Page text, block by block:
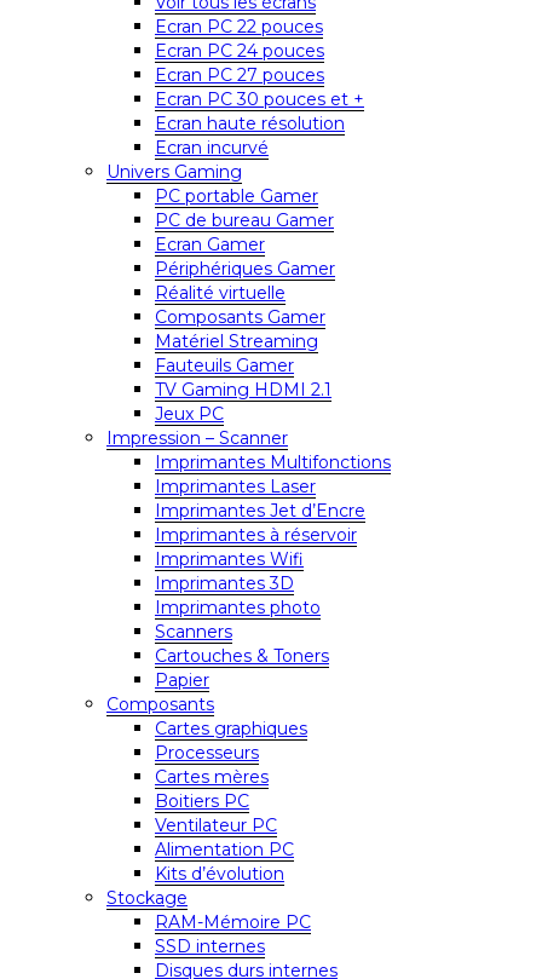
Ecran PC 22 pouces
Ecran PC 24 pouces
Ecran PC 27 pouces
Ecran PC 30 pouces et +
Ecran haute résolution
Ecran incurvé
Univers Gaming
PC portable Gamer
PC de bureau Gamer
Ecran Gamer
Périphériques Gamer
Réalité virtuelle
Composants Gamer
Matériel Streaming
Fauteuils Gamer
TV Gaming HDMI 2.1
Jeux PC
Impression – Scanner
Imprimantes Multifonctions
Imprimantes Laser
Imprimantes Jet d’Encre
Imprimantes à réservoir
Imprimantes Wifi
Imprimantes 3D
Imprimantes photo
Scanners
Cartouches & Toners
Papier
Composants
Cartes graphiques
Processeurs
Cartes mères
Boitiers PC
Ventilateur PC
Alimentation PC
Kits d’évolution
Stockage
RAM-Mémoire PC
SSD internes
Disques durs internes